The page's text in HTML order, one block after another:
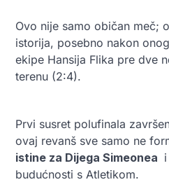
Ovo nije samo običan meč;
istorija, posebno nakon
ekipe Hansija Flika pre dve
terenu (2:4).
Prvi susret polufinala
ovaj revanš sve samo ne
istine za Dijega Simeonea
budućnosti s Atletikom.